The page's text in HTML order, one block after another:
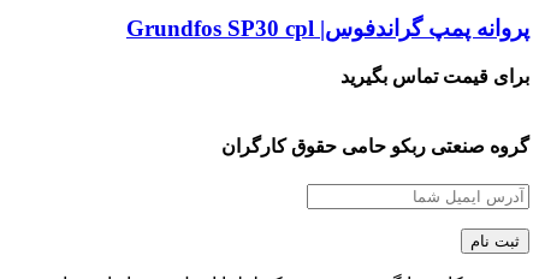
پروانه پمپ گراندفوس| Grundfos SP30 cpl
برای قیمت تماس بگیرید
گروه صنعتی ربکو حامی حقوق کارگران